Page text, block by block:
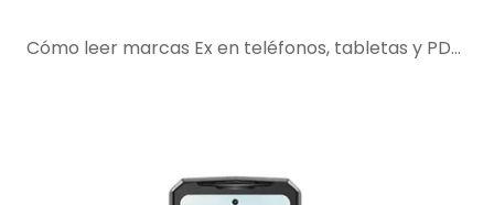
Cómo leer marcas Ex en teléfonos, tabletas y PDA intrínsecamente seguros